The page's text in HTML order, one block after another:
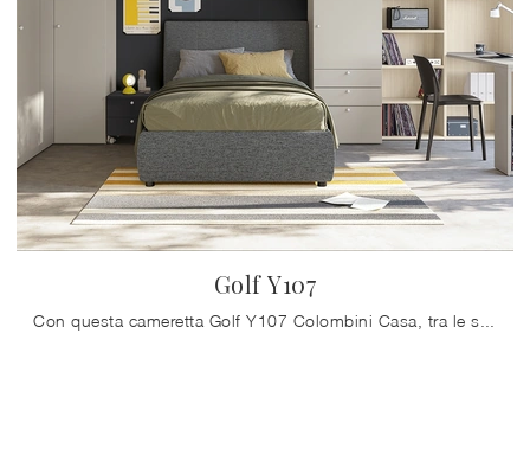
Golf Y107